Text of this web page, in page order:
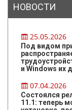
НОВОСТИ
25.05.2026
Под видом
и Windows их
07.04.2026
Состоялся
11.1: теперь